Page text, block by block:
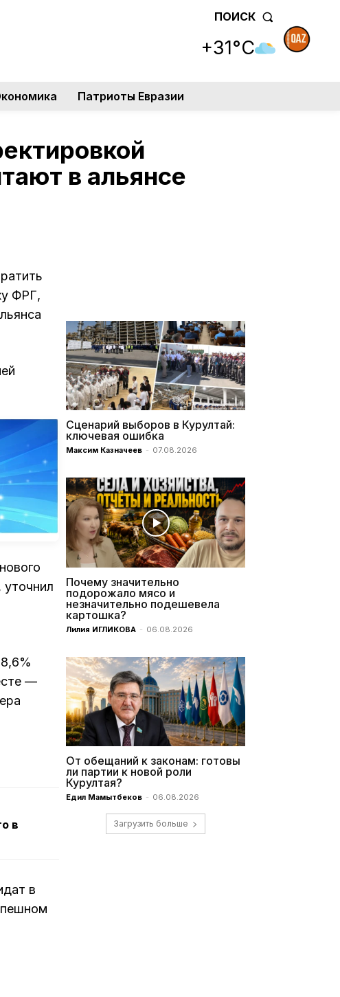
ПОИСК
+31°C
Патриоты Евразии
в альянсе
ФРГ,
—
в
в
Сценарий выборов в Курултай:
ключевая ошибка
Максим Казначеев - 07.08.2026
Почему значительно
подорожало мясо и
незначительно подешевела
картошка?
Лилия ИГЛИКОВА - 06.08.2026
От обещаний к законам: готовы
ли партии к новой роли
Курултая?
Едил Мамытбеков - 06.08.2026
Загрузить больше